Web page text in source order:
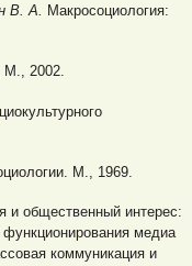
В. А.
Макросоциология:
М., 2002.
М., 1969.
и общественный интерес:
функционирования медиа
коммуникация и